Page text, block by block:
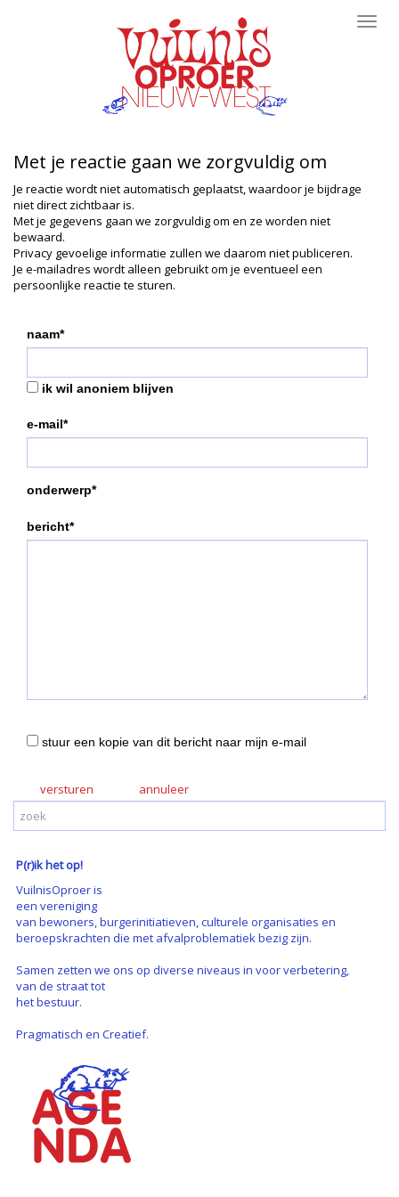
Met je reactie gaan we zorgvuldig om
Je reactie wordt niet automatisch geplaatst, waardoor je bijdrage
niet direct zichtbaar is.
Met je gegevens gaan we zorgvuldig om en ze worden niet
bewaard.
Privacy gevoelige informatie zullen we daarom niet publiceren.
Je e-mailadres wordt alleen gebruikt om je eventueel een
persoonlijke reactie te sturen.
naam*
ik wil anoniem blijven
e-mail*
onderwerp*
bericht*
stuur een kopie van dit bericht naar mijn e-mail
versturen
P(r)ik het op!
VuilnisOproer is
een vereniging
van bewoners, burgerinitiatieven, culturele organisaties en
beroepskrachten die met afvalproblematiek bezig zijn.
Samen zetten we ons op diverse niveaus in voor verbetering,
van de straat tot
het bestuur.
Pragmatisch en Creatief.